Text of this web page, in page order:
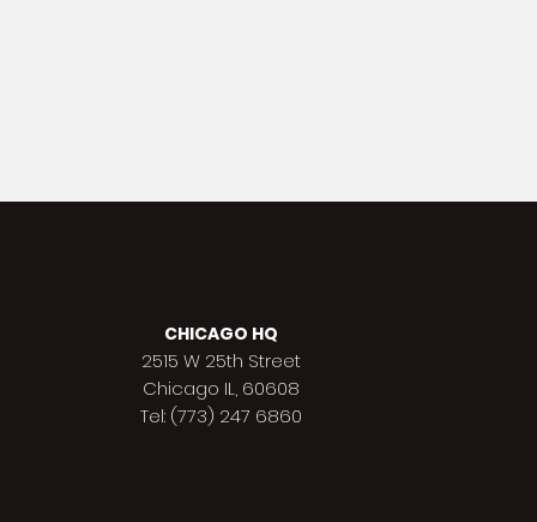
CHICAGO HQ
2515 W 25th Street
Chicago IL, 60608
Tel: (773) 247 6860